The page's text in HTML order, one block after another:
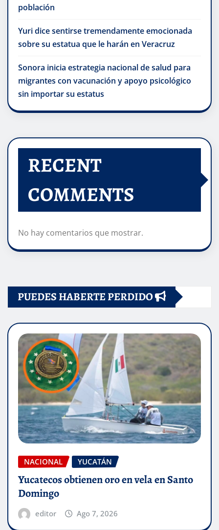
población
Yuri dice sentirse tremendamente emocionada
sobre su estatua que le harán en Veracruz
Sonora inicia estrategia nacional de salud para
migrantes con vacunación y apoyo psicológico
sin importar su estatus
RECENT
COMMENTS
No hay comentarios que mostrar.
PUEDES HABERTE PERDIDO
NACIONAL YUCATÁN
Yucatecos obtienen oro en vela en Santo
Domingo
editor Ago 7, 2026